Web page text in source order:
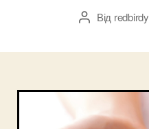
Автор
Від redbirdy